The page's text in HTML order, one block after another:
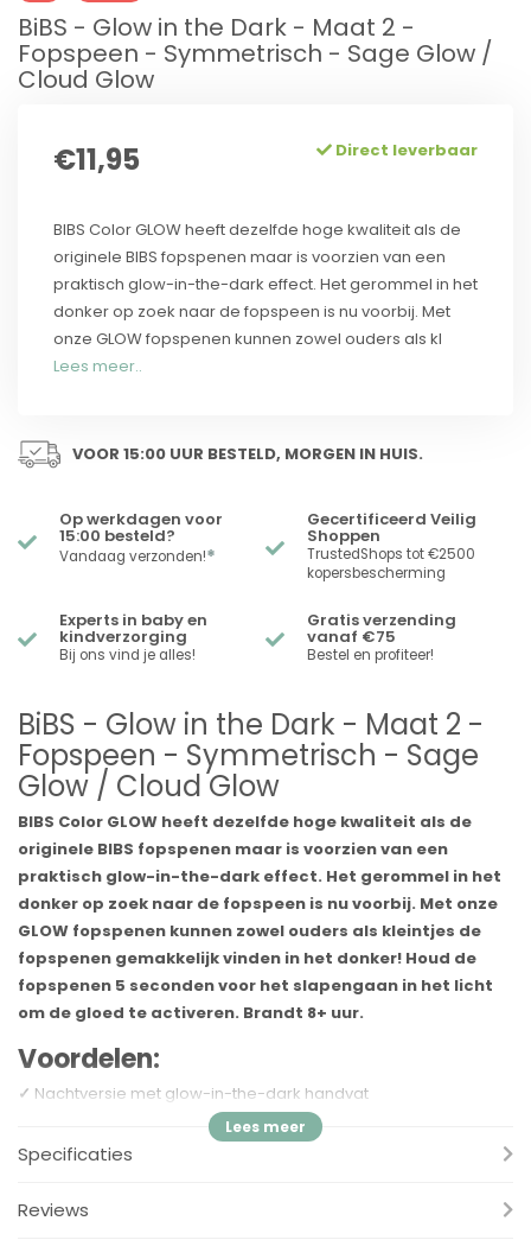
BiBS - Glow in the Dark - Maat 2 -
Fopspeen - Symmetrisch - Sage Glow /
Cloud Glow
€11,95 Direct leverbaar
BIBS Color GLOW heeft dezelfde hoge kwaliteit als de
originele BIBS fopspenen maar is voorzien van een
praktisch glow-in-the-dark effect. Het gerommel in het
donker op zoek naar de fopspeen is nu voorbij. Met
onze GLOW fopspenen kunnen zowel ouders als kl
Lees meer..
VOOR 15:00 UUR BESTELD, MORGEN IN HUIS.
Op werkdagen voor
15:00 besteld?
Vandaag verzonden!*
Gecertificeerd Veilig
Shoppen
TrustedShops tot €2500
kopersbescherming
Experts in baby en
kindverzorging
Bij ons vind je alles!
Gratis verzending
vanaf €75
Bestel en profiteer!
BiBS - Glow in the Dark - Maat 2 -
Fopspeen - Symmetrisch - Sage
Glow / Cloud Glow
BIBS Color GLOW heeft dezelfde hoge kwaliteit als de
originele BIBS fopspenen maar is voorzien van een
praktisch glow-in-the-dark effect. Het gerommel in het
donker op zoek naar de fopspeen is nu voorbij. Met onze
GLOW fopspenen kunnen zowel ouders als kleintjes de
fopspenen gemakkelijk vinden in het donker! Houd de
fopspenen 5 seconden voor het slapengaan in het licht
om de gloed te activeren. Brandt 8+ uur.
Voordelen:
✓ Nachtversie met glow-in-the-dark handvat
Houd de fopspeen 5 seconden vast in licht om de gloed te
activeren
natuurlijke borstvoeding
Specificaties
Reviews